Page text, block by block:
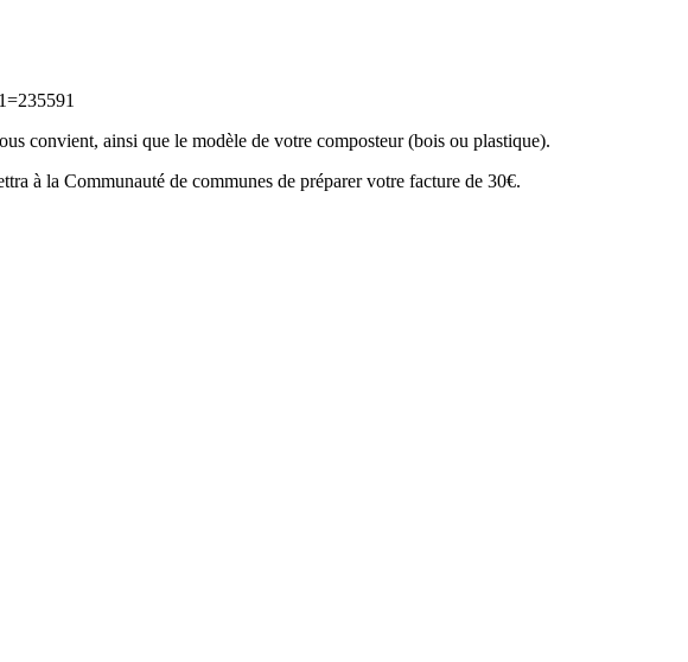
convient, ainsi que le modèle de votre composteur (bois ou plastique).
à la Communauté de communes de préparer votre facture de 30€.